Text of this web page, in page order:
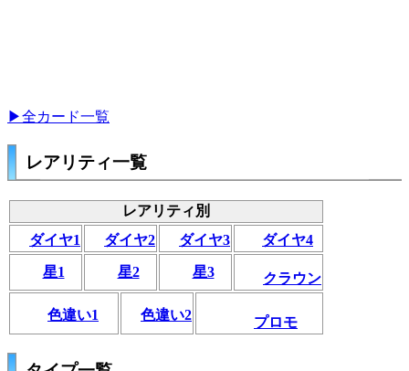
▶全カード一覧
レアリティ一覧
レアリティ別
ダイヤ1
ダイヤ2 ダイヤ3 ダイヤ4
星1 星2 星3 クラウン
色違い1 色違い2 プロモ